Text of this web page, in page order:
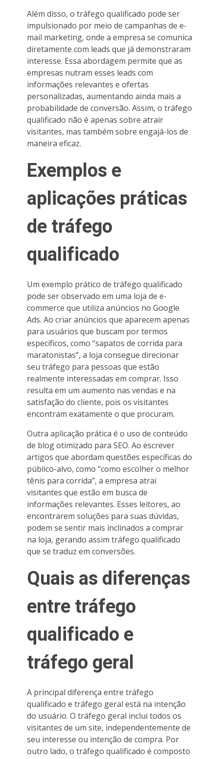
Além disso, o tráfego qualificado pode ser
impulsionado por meio de campanhas de e-
mail marketing, onde a empresa se comunica
diretamente com leads que já demonstraram
interesse. Essa abordagem permite que as
empresas nutram esses leads com
informações relevantes e ofertas
personalizadas, aumentando ainda mais a
probabilidade de conversão. Assim, o tráfego
qualificado não é apenas sobre atrair
visitantes, mas também sobre engajá-los de
maneira eficaz.
Exemplos e
aplicações práticas
de tráfego
qualificado
Um exemplo prático de tráfego qualificado
pode ser observado em uma loja de e-
commerce que utiliza anúncios no Google
Ads. Ao criar anúncios que aparecem apenas
para usuários que buscam por termos
específicos, como “sapatos de corrida para
maratonistas”, a loja consegue direcionar
seu tráfego para pessoas que estão
realmente interessadas em comprar. Isso
resulta em um aumento nas vendas e na
satisfação do cliente, pois os visitantes
encontram exatamente o que procuram.
Outra aplicação prática é o uso de conteúdo
de blog otimizado para SEO. Ao escrever
artigos que abordam questões específicas do
público-alvo, como “como escolher o melhor
tênis para corrida”, a empresa atrai
visitantes que estão em busca de
informações relevantes. Esses leitores, ao
encontrarem soluções para suas dúvidas,
podem se sentir mais inclinados a comprar
na loja, gerando assim tráfego qualificado
que se traduz em conversões.
Quais as diferenças
entre tráfego
qualificado e
tráfego geral
A principal diferença entre tráfego
qualificado e tráfego geral está na intenção
do usuário. O tráfego geral inclui todos os
visitantes de um site, independentemente de
seu interesse ou intenção de compra. Por
outro lado, o tráfego qualificado é composto